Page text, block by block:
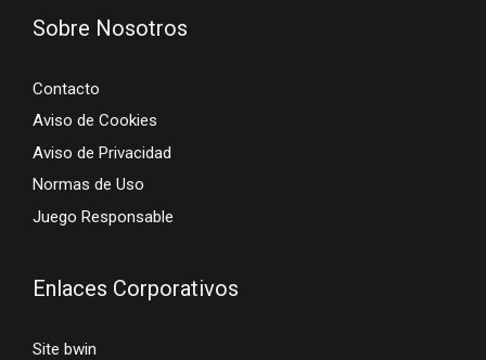
Sobre Nosotros
Contacto
Aviso de Cookies
Aviso de Privacidad
Normas de Uso
Juego Responsable
Enlaces Corporativos
Site bwin